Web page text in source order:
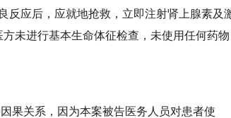
反应后，应就地抢救，立即注射肾上腺素及
未进行基本生命体征检查，未使用任何药物
果关系，因为本案被告医务人员对患者使